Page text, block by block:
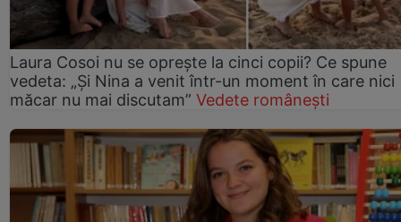
Laura Cosoi nu se oprește la cinci copii? Ce spune
vedeta: „Și Nina a venit într-un moment în care nici
măcar nu mai discutam” Vedete românești